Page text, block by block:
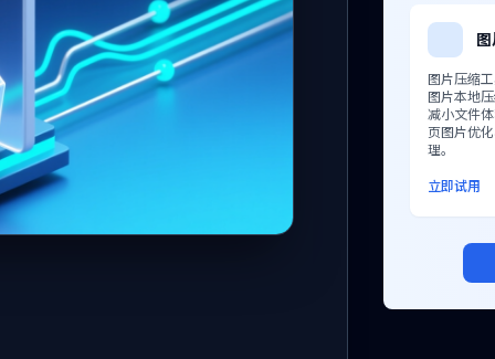
图片压缩
图片本地
减小文件
页图片优
理。
立即试用